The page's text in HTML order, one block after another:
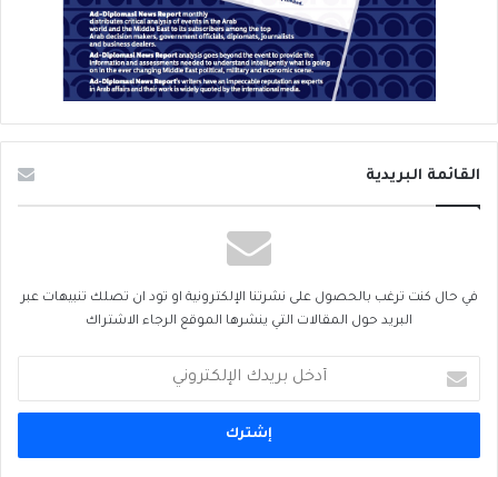
القائمة البريدية
في حال كنت ترغب بالحصول على نشرتنا الإلكترونية او تود ان تصلك تنبيهات عبر
البريد حول المقالات التي ينشرها الموقع الرجاء الاشتراك
بريدك
الإلكتروني